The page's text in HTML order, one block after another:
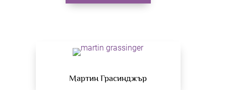
Мартин Грасинджър